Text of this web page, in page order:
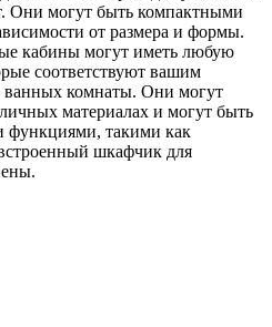
Они могут быть компактными
от размера и формы.
кабины могут иметь любую
соответствуют вашим
ванных комнаты. Они могут
материалах и могут быть
такими как
шкафчик для